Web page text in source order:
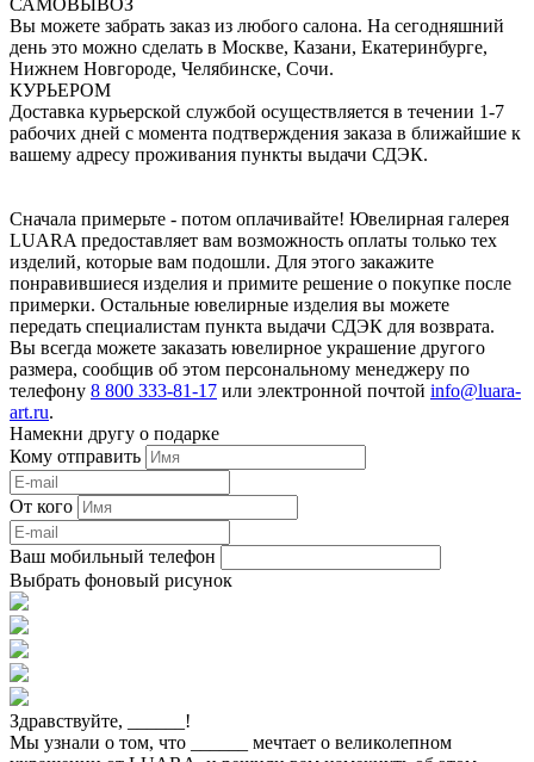
Вы можете забрать заказ из любого салона. На сегодняшний
день это можно сделать в Москве, Казани, Екатеринбурге,
Нижнем Новгороде, Челябинске, Сочи.
КУРЬЕРОМ
Доставка курьерской службой осуществляется в течении 1-7
рабочих дней с момента подтверждения заказа в ближайшие к
вашему адресу проживания пункты выдачи СДЭК.
Сначала примерьте - потом оплачивайте! Ювелирная галерея
LUARA предоставляет вам возможность оплаты только тех
изделий, которые вам подошли. Для этого закажите
понравившиеся изделия и примите решение о покупке после
примерки. Остальные ювелирные изделия вы можете
передать специалистам пункта выдачи СДЭК для возврата.
Вы всегда можете заказать ювелирное украшение другого
размера, сообщив об этом персональному менеджеру по
телефону 8 800 333-81-17 или электронной почтой info@luara-
art.ru.
Намекни другу о подарке
Кому отправить
От кого
Ваш мобильный телефон
Выбрать фоновый рисунок
Здравствуйте,
!
Мы узнали о том, что
мечтает о великолепном